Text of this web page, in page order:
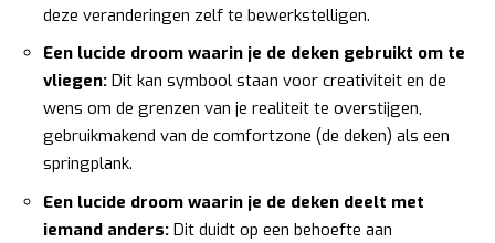
deze veranderingen zelf te bewerkstelligen.
Een lucide droom waarin je de deken gebruikt om te
vliegen: Dit kan symbool staan voor creativiteit en de
wens om de grenzen van je realiteit te overstijgen,
gebruikmakend van de comfortzone (de deken) als een
springplank.
Een lucide droom waarin je de deken deelt met
iemand anders: Dit duidt op een behoefte aan